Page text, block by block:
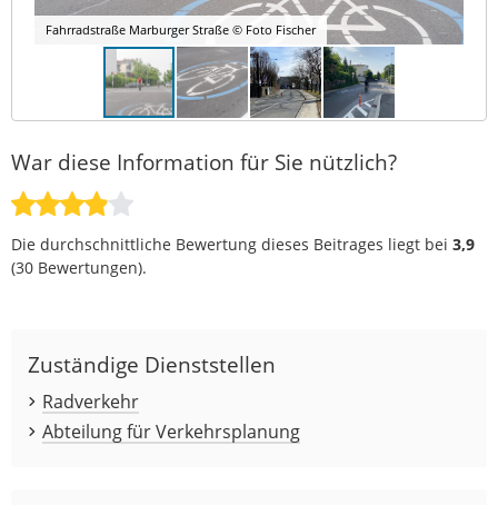
Fahrradstraße Marburger Straße © Foto Fischer
War diese Information für Sie nützlich?
Die durchschnittliche Bewertung dieses Beitrages liegt bei 3,9
(30 Bewertungen).
Zuständige Dienststellen
Radverkehr
Abteilung für Verkehrsplanung